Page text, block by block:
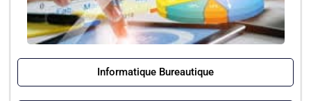
Informatique Bureautique